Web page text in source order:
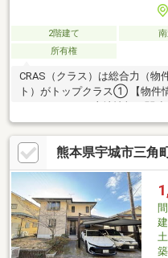
2階建て
所有権
CRAS（クラス）は総合力（物
ト）がトップクラス① 【物件情報】▼70社超の提携建築会社様
会社にグッドバイバイやいえコレ等② 【提案力
提携金融機関が多数▼後悔し
ション家計の見直しのプロのFPが在籍③ 【ア
▼税金面等のアドバイス資金
後の対応お引渡し後のリフォ
等の運用をサポート！
熊本県宇城市三角